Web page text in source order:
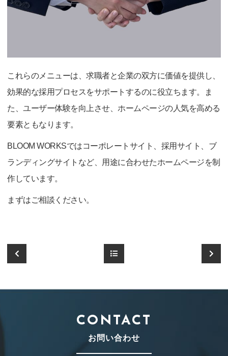
これらのメニューは、求職者と企業の双方に価値を提供し、
効果的な採用プロセスをサポートするのに役立ちます。ま
た、ユーザー体験を向上させ、ホームページの人気を高める
要素ともなります。
BLOOM WORKSではコーポレートサイト、採用サイト、ブ
ランディングサイトなど、用途に合わせたホームページを制
作しています。
まずはご相談ください。
CONTACT
お問い合わせ